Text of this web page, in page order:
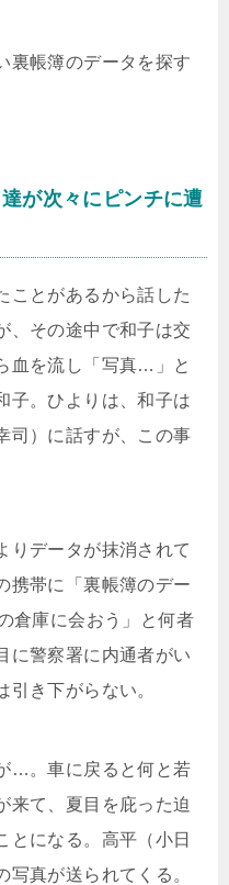
裏帳簿のデータを探す
が次々にピンチに遭
ことがあるから話した
、その途中で和子は交
血を流し「写真…」と
子。ひよりは、和子は
司）に話すが、この事
りデータが抹消されて
携帯に「裏帳簿のデー
倉庫に会おう」と何者
に警察署に内通者がい
引き下がらない。
…。車に戻ると何と若
来て、夏目を庇った迫
とになる。高平（小日
真が送られてくる。